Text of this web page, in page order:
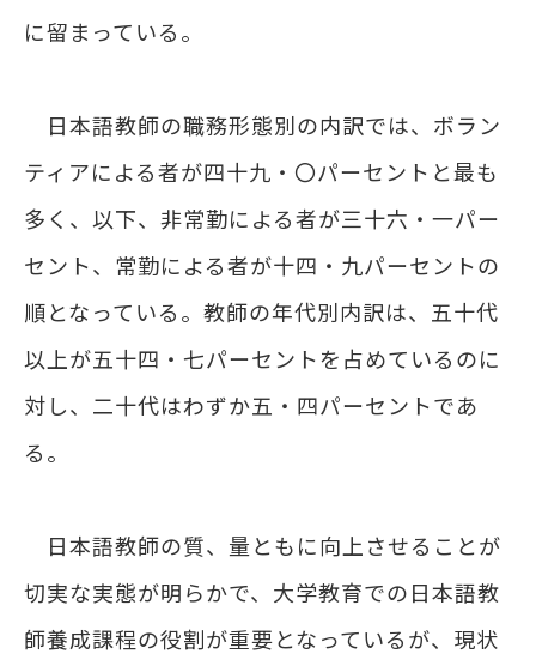
に留まっている。
日本語教師の職務形態別の内訳では、ボラン
ティアによる者が四十九・〇パーセントと最も
多く、以下、非常勤による者が三十六・一パー
セント、常勤による者が十四・九パーセントの
順となっている。教師の年代別内訳は、五十代
以上が五十四・七パーセントを占めているのに
対し、二十代はわずか五・四パーセントであ
る。
日本語教師の質、量ともに向上させることが
切実な実態が明らかで、大学教育での日本語教
師養成課程の役割が重要となっているが、現状